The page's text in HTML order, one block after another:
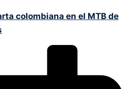
colombiana en el MTB de